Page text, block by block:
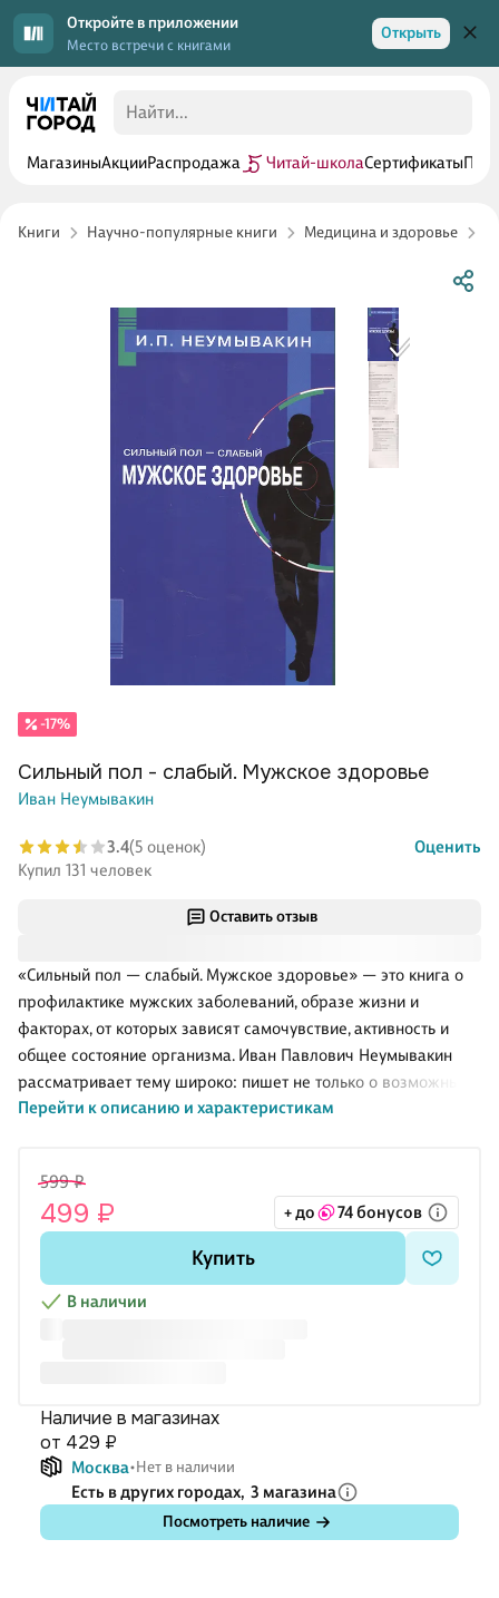
Откройте в приложении
Место встречи с книгами
Открыть
МагазиныАкцииРаспродажа Читай-школаСертификаты
Книги Научно-популярные книги Медицина и здоровье
Оставить отзыв
«Сильный пол — слабый. Мужское здоровье» — это книга о
профилактике мужских заболеваний, образе жизни и
факторах, от которых зависят самочувствие, активность и
общее состояние организма. Иван Павлович Неумывакин
рассматривает тему широко: пишет не только о возможных
нарушениях, но и о повседневных привычках, питании,
хочет лучше понять, как поддерживать репродуктивное и
общее здоровье без сложной медицинской терминологии.
О чём книга
Книга относится к популярной медицине и посвящена
вопросам мужского здоровья. В центре внимания —
Перейти к описанию и характеристикам
-17%
Сильный пол - слабый. Мужское здоровье
Иван Неумывакин
3.4(5 оценок)
Оценить
Купил 131 человек
599 ₽
499 ₽ + до 74 бонусов
Купить
В наличии
Наличие в магазинах
от 429 ₽
Москва Нет в наличии
Есть в других городах, 3 магазина
Посмотреть наличие